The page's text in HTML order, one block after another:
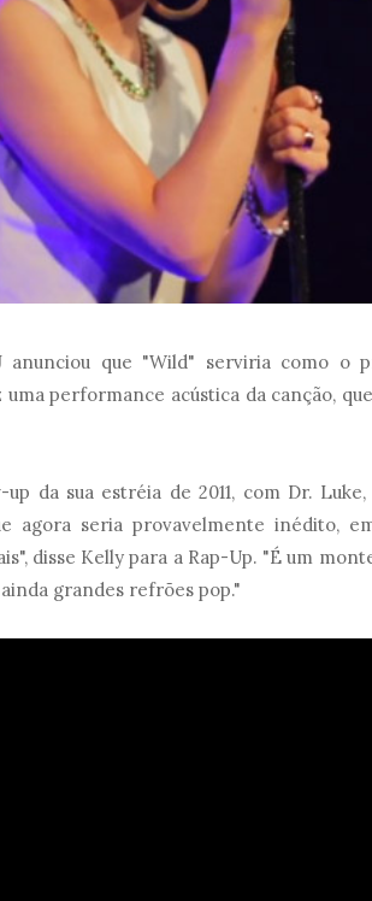
anunciou que "Wild" serviria como o
performance acústica da canção,
da sua estréia de 2011, com Dr.
agora seria provavelmente inédito,
disse Kelly para a Rap-Up. "É um
grandes refrões pop."